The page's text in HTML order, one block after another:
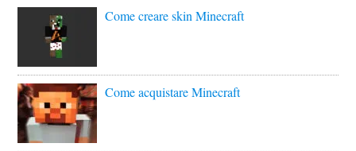
Come creare skin Minecraft
Come acquistare Minecraft